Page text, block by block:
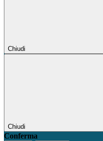
Chiudi
Chiudi
Conferma